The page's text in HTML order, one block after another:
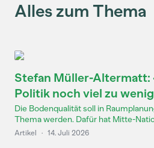
Alles zum Thema
Stefan Müller-Altermatt:
Politik noch viel zu
Die Bodenqualität soll in
Thema werden. Dafür hat Mitte-
Artikel · 14. Juli 2026